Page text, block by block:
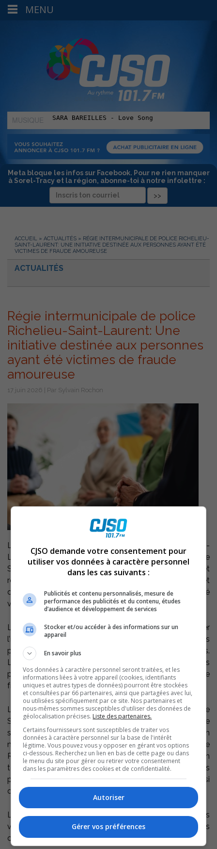
MUSIQUE
:
Meta bloque les infos sur Facebook. Pour ne rien manquer
à Sorel-Tracy et la région, abonne-toi à notre infolettre :
ACCUEIL » ACTUALITÉS » RÉGIE INTERMUNICIPALE DE POLICE RICHELIEU-
SAINT-LAURENT: UNE INITIATIVE DESTINÉE AUX PERSONNES AYANT ÉTÉ
VICTIMES DE FRAUDE AMOUREUSE
ACTUALITÉS
Régie intermunicipale de police
Richelieu-Saint-Laurent: Une
initiative destinée aux personnes
ayant été victimes de fraude
amoureuse
17 juin 2026 | Par Sylvain Rochon
La Régie intermunicipale de police Richelieu–Saint-
Laurent annonce le déploiement du programme
SAUVER (Soutenir les victimes de fraude, éduquer et
référer) sur son territoire. Cette initiative de prévention et
d’accompagnement s’adresse aux personnes ayant été
victimes de fraude amoureuse.
Le groupe de soutien permettra aux victimes de briser
l’isolement, de partager leur vécu et d’échanger avec des
personnes qui ont traversé des expériences similaires.
Les ateliers visent également à sensibiliser les
participants à prévenir la revictimisation, un phénomène
fréquent chez les personnes touchées.
Le programme SAUVER a été créé en 2024 par le
Service de police de la Ville de Montréal. Devant le
succès éprouvé du programme auprès de la population
montréalaise, la Régie intermunicipale de police
Richelieu–Saint-Laurent a décidé de l’implanter sur son
territoire. Les résidents des 17 municipalités desservies
par la Régie dont ceux de Contrecoeur peuvent ainsi
désormais bénéficier de ce service de soutien.
Le programme est offert sur invitation seulement. Les
victimes sont contactées directement par les policiers
ou la travailleuse sociale de la Régie.
MENU
CJSO demande votre consentement pour
utiliser vos données à caractère personnel
dans les cas suivants :
Publicités et contenu personnalisés, mesure de
performance des publicités et du contenu, études
d’audience et développement de services
Stocker et/ou accéder à des informations sur un
appareil
En savoir plus
Vos données à caractère personnel seront traitées, et les
informations liées à votre appareil (cookies, identifiants
uniques et autres types de données) pourront être stockées
et consultées par 66 partenaires, ainsi que partagées avec lui,
ou utilisées spécifiquement par ce site. Nos partenaires et
nous-mêmes sommes susceptibles d'utiliser des données de
géolocalisation précises. Liste des partenaires.
Certains fournisseurs sont susceptibles de traiter vos
données à caractère personnel sur la base de l'intérêt
légitime. Vous pouvez vous y opposer en gérant vos options
ci-dessous. Recherchez un lien en bas de cette page ou dans
le menu du site pour gérer ou retirer votre consentement
dans les paramètres des cookies et de confidentialité.
Autoriser
Gérer vos préférences